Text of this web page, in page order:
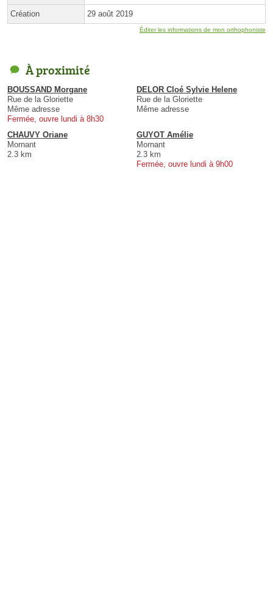
Création 29 août 2019
Éditer les informations de mon orthophoniste
À proximité
BOUSSAND Morgane
Rue de la Gloriette
Même adresse
Fermée, ouvre lundi à 8h30
DELOR Cloé Sylvie Helene
Rue de la Gloriette
Même adresse
CHAUVY Oriane
Mornant
2.3 km
GUYOT Amélie
Mornant
2.3 km
Fermée, ouvre lundi à 9h00